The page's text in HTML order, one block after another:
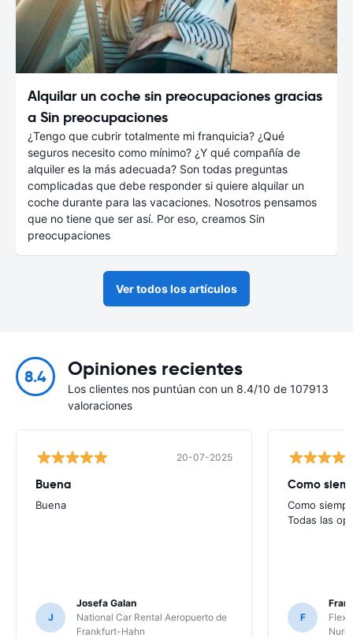
Alquilar un coche sin preocupaciones gracias
a Sin preocupaciones
¿Tengo que cubrir totalmente mi franquicia? ¿Qué
seguros necesito como mínimo? ¿Y qué compañía de
alquiler es la más adecuada? Son todas preguntas
complicadas que debe responder si quiere alquilar un
coche durante para las vacaciones. Nosotros pensamos
que no tiene que ser así. Por eso, creamos Sin
preocupaciones
Ver todos los artículos
8.4 Opiniones recientes
Los clientes nos puntúan con un 8.4/10 de 107913
valoraciones
20-07-2025
Buena
Buena
J
Josefa Galan
National Car Rental Aeropuerto de
Frankfurt-Hahn
Como
Como
Todas las
F
Flex